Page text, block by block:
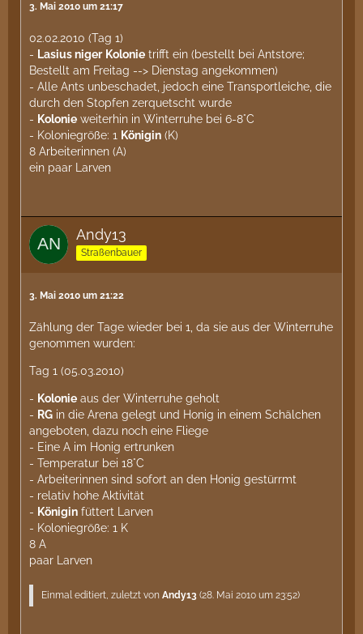
3. Mai 2010 um 21:17
02.02.2010 (Tag 1)
- Lasius niger Kolonie trifft ein (bestellt bei Antstore;
Bestellt am Freitag --> Dienstag angekommen)
- Alle Ants unbeschadet, jedoch eine Transportleiche, die
durch den Stopfen zerquetscht wurde
- Kolonie weiterhin in Winterruhe bei 6-8°C
- Koloniegröße: 1 Königin (K)
8 Arbeiterinnen (A)
ein paar Larven
Andy13
Straßenbauer
3. Mai 2010 um 21:22
Zählung der Tage wieder bei 1, da sie aus der Winterruhe
genommen wurden:
Tag 1 (05.03.2010)
- Kolonie aus der Winterruhe geholt
- RG in die Arena gelegt und Honig in einem Schälchen
angeboten, dazu noch eine Fliege
- Eine A im Honig ertrunken
- Temperatur bei 18°C
- Arbeiterinnen sind sofort an den Honig gestürrmt
- relativ hohe Aktivität
- Königin füttert Larven
- Koloniegröße: 1 K
8 A
paar Larven
Einmal editiert, zuletzt von Andy13 (28. Mai 2010 um 23:52)